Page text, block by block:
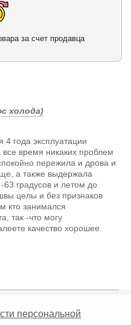
за счет продавца
холода)
4 года эксплуатации
время никаких проблем
пережила и дрова и
а также выдержала
63 градусов и летом до
целы и без признаков
кто занимался
так -что могу
качество хорошее.
персональной